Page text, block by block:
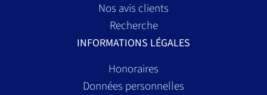
Nos avis clients
Recherche
INFORMATIONS LÉGALES
Honoraires
Données personnelles